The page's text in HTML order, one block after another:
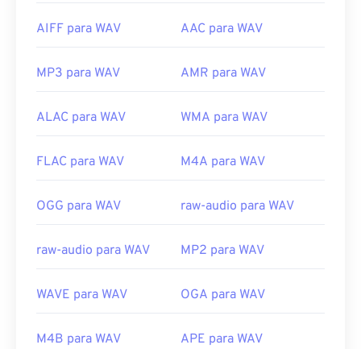
AIFF para WAV AAC para WAV
MP3 para WAV AMR para WAV
ALAC para WAV WMA para WAV
FLAC para WAV M4A para WAV
OGG para WAV raw-audio para WAV
raw-audio para WAV MP2 para WAV
WAVE para WAV OGA para WAV
M4B para WAV APE para WAV